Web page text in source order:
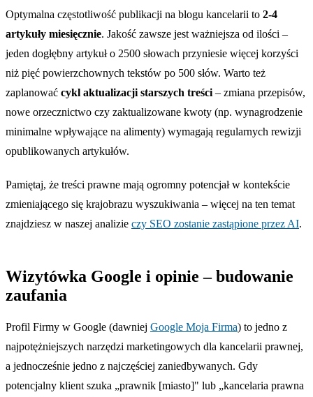
Optymalna częstotliwość publikacji na blogu kancelarii to 2-4
artykuły miesięcznie. Jakość zawsze jest ważniejsza od ilości –
jeden dogłębny artykuł o 2500 słowach przyniesie więcej korzyści
niż pięć powierzchownych tekstów po 500 słów. Warto też
zaplanować cykl aktualizacji starszych treści – zmiana przepisów,
nowe orzecznictwo czy zaktualizowane kwoty (np. wynagrodzenie
minimalne wpływające na alimenty) wymagają regularnych rewizji
opublikowanych artykułów.
Pamiętaj, że treści prawne mają ogromny potencjał w kontekście
zmieniającego się krajobrazu wyszukiwania – więcej na ten temat
znajdziesz w naszej analizie czy SEO zostanie zastąpione przez AI.
Wizytówka Google i opinie – budowanie
zaufania
Profil Firmy w Google (dawniej Google Moja Firma) to jedno z
najpotężniejszych narzędzi marketingowych dla kancelarii prawnej,
a jednocześnie jedno z najczęściej zaniedbywanych. Gdy
potencjalny klient szuka „prawnik [miasto]" lub „kancelaria prawna